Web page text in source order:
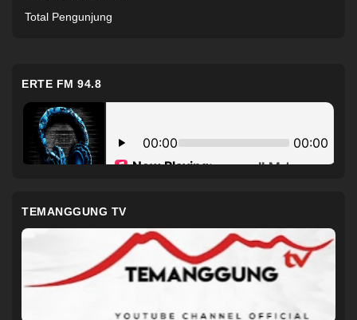
Total Pengunjung
ERTE FM 94.8
TEMANGGUNG TV